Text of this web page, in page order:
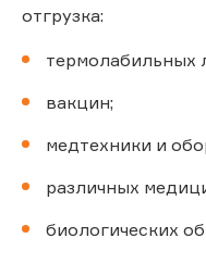
отгрузка:
термолабильных
вакцин;
медтехники и
различных
биологических